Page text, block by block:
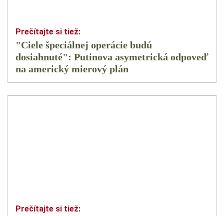
"Ciele špeciálnej operácie budú
dosiahnuté": Putinova asymetrická odpoveď
na americký mierový plán